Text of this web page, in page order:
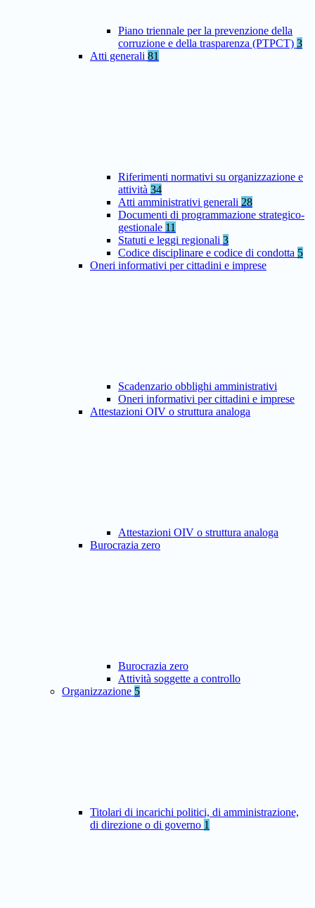
Piano triennale per la prevenzione della
corruzione e della trasparenza (PTPCT) 3
Atti generali 81
Riferimenti normativi su organizzazione e
attività 34
Atti amministrativi generali 28
Documenti di programmazione strategico-
gestionale 11
Statuti e leggi regionali 3
Codice disciplinare e codice di condotta 5
Oneri informativi per cittadini e imprese
Scadenzario obblighi amministrativi
Oneri informativi per cittadini e imprese
Attestazioni OIV o struttura analoga
Attestazioni OIV o struttura analoga
Burocrazia zero
Burocrazia zero
Attività soggette a controllo
Organizzazione 5
Titolari di incarichi politici, di amministrazione,
di direzione o di governo 1